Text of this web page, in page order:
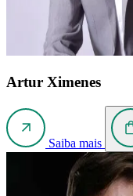
Artur Ximenes
Saiba mais